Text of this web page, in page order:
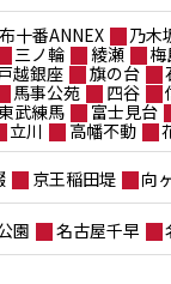
十番ANNEX 乃木
三ノ輪 綾瀬 梅
越銀座 旗の台
馬事公苑 四谷
武練馬 富士見台
立川 高幡不動
京王稲田堤 向
園 名古屋千早